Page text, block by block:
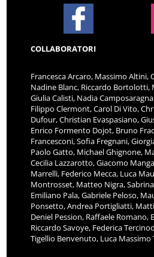
COLLABORATORI
Francesca Arcaro, Massimo Altini,
Nadine Blanc, Riccardo Bortolotti,
Giulia Calisti, Nadia
Filippo Clermont, Carol Di Vito,
Dufour, Christian Evaspasiano,
Enrico Formento Dojot, Bruno
Francesconi, Sofia Fregnani,
Paolo Gatto, Michael Ghignone,
Cecilia Lazzarotto, Giacomo
Marrelli, Federico Mecca, Luca
Montrosset, Matteo Nigra,
Emiliano Pala, Gabriele Peloso,
Ponsetto, Andrea Portigliatti,
Deniel Pession, Raffaele Romano,
Riccardo Savoye, Federica
Tigellio Benvenuto, Luca Massimo